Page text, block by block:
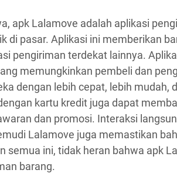
apk Lalamove adalah aplikasi
di pasar. Aplikasi ini memberikan
pengiriman terdekat lainnya.
memungkinkan pembeli dan
dengan lebih cepat, lebih mudah,
kartu kredit juga dapat
dan promosi. Interaksi
Lalamove juga memastikan
semua ini, tidak heran bahwa apk
barang.